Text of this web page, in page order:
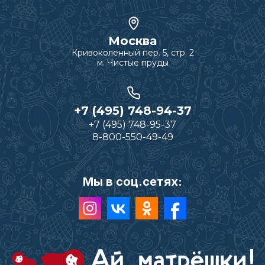
Москва
Кривоколенный пер. 5, стр. 2
м. Чистые пруды
+7 (495) 748-94-37
+7 (495) 748-95-37
8-800-550-49-49
Мы в соц.сетях: